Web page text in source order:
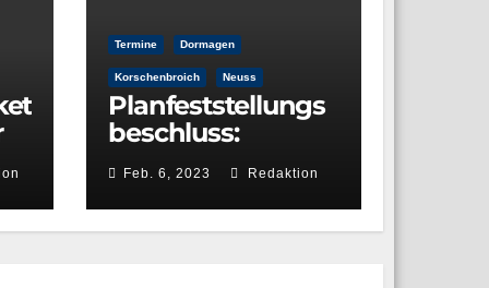
Termine Dormagen
Korschenbroich Neuss
Planfeststellungs
beschluss:
Ausbau A57 –
Autobahnkreuz
Neuss-West und
Reuschenberg
Feb. 6, 2023 Redaktion